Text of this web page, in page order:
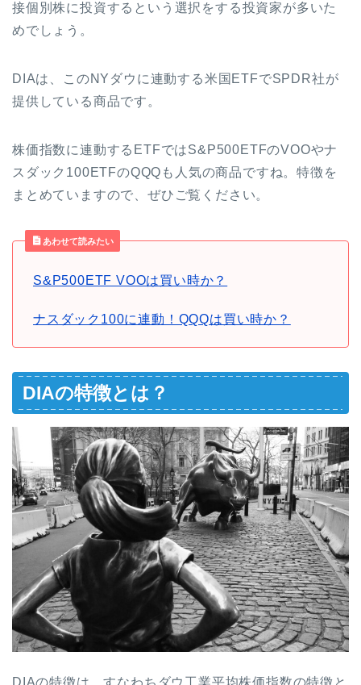
接個別株に投資するという選択をする投資家が多いた
めでしょう。
DIAは、このNYダウに連動する米国ETFでSPDR社が
提供している商品です。
株価指数に連動するETFではS&P500ETFのVOOやナ
スダック100ETFのQQQも人気の商品ですね。特徴を
まとめていますので、ぜひご覧ください。
あわせて読みたい
S&P500ETF VOOは買い時か？
ナスダック100に連動！QQQは買い時か？
DIAの特徴とは？
DIAの特徴は、すなわちダウ工業平均株価指数の特徴と